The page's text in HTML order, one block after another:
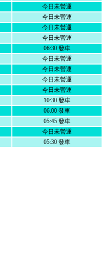
今日未營運
今日未營運
今日未營運
今日未營運
06:30 發車
今日未營運
今日未營運
今日未營運
今日未營運
10:30 發車
06:00 發車
05:45 發車
今日未營運
05:30 發車